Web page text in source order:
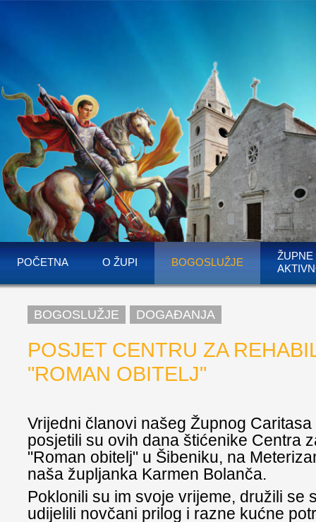
POČETNA O ŽUPI BOGOSLUŽJE
ŽUPNE
BOGOSLUŽJE DOGAĐANJA
POSJET CENTRU ZA
"ROMAN OBITELJ"
Vrijedni članovi našeg Župnog
posjetili su ovih dana štićenike Centra
"Roman obitelj" u Šibeniku, na
naša župljanka Karmen Bolanča.
Poklonili su im svoje vrijeme, družili se
udijelili novčani prilog i razne kućne